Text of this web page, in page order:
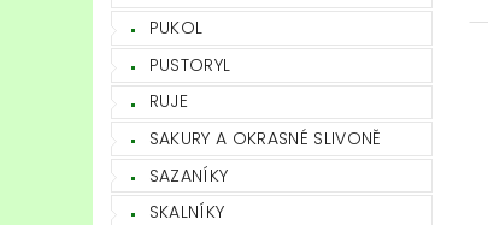
PUKOL
PUSTORYL
RUJE
SAKURY A OKRASNÉ SLIVONĚ
SAZANÍKY
SKALNÍKY